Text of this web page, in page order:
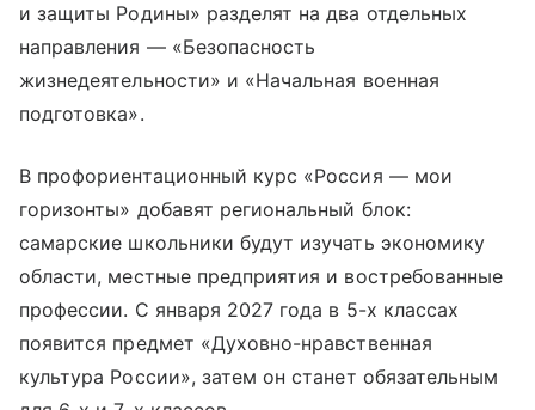
и защиты Родины» разделят на два отдельных
направления — «Безопасность
жизнедеятельности» и «Начальная военная
подготовка».
В профориентационный курс «Россия — мои
горизонты» добавят региональный блок:
самарские школьники будут изучать экономику
области, местные предприятия и востребованные
профессии. С января 2027 года в 5-х классах
появится предмет «Духовно-нравственная
культура России», затем он станет обязательным